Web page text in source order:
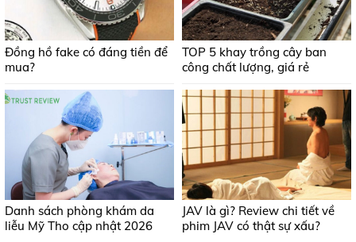
Đồng hồ fake có đáng tiền để
mua?
TOP 5 khay trồng cây ban
công chất lượng, giá rẻ
Danh sách phòng khám da
liễu Mỹ Tho cập nhật 2026
JAV là gì? Review chi tiết về
phim JAV có thật sự xấu?